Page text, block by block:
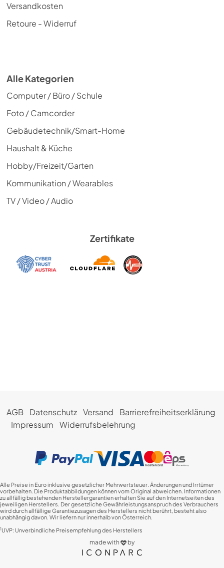
Versandkosten
Retoure - Widerruf
Alle Kategorien
Computer / Büro / Schule
Foto / Camcorder
Gebäudetechnik/Smart-Home
Haushalt & Küche
Hobby/Freizeit/Garten
Kommunikation / Wearables
TV / Video / Audio
Zertifikate
AGB Datenschutz Versand
Barrierefreiheitserklärung
Impressum
Widerrufsbelehrung
Alle Preise in Euro inklusive gesetzlicher Mehrwertsteuer. Änderungen und Irrtümer
vorbehalten. Die Produktabbildungen können vom Original abweichen. Informationen
zu allfällig bestehenden Herstellergarantien erhalten Sie auf den Internetseiten des
jeweiligen Herstellers. Der gesetzliche Gewährleistungsanspruch des Verbrauchers
wird durch allfällige Garantiezusagen des Herstellers nicht berührt, besteht also
unabhängig davon. Wir liefern nur innerhalb von Österreich.
1UVP: Unverbindliche Preisempfehlung des Herstellers
made with by